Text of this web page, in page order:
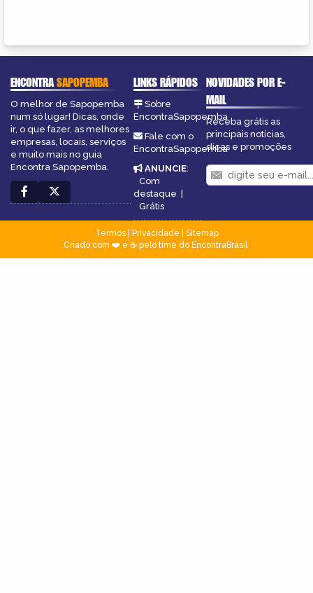
ENCONTRASAPOPEMBA
O melhor de Sapopemba
num só lugar! Dicas, onde
ir, o que fazer, as melhores
empresas, locais, serviços
e muito mais no guia
Encontra Sapopemba.
LINKS RÁPIDOS
Sobre
EncontraSapopemba
Fale com o
EncontraSapopemba
ANUNCIE:
Com
destaque
Grátis
NOVIDADES POR E-
MAIL
Receba grátis as
principais notícias,
dicas e promoções
Termos| Privacidade
Sitemap
Criado com ❤️ e ☕ pelo time do EncontraBrasil